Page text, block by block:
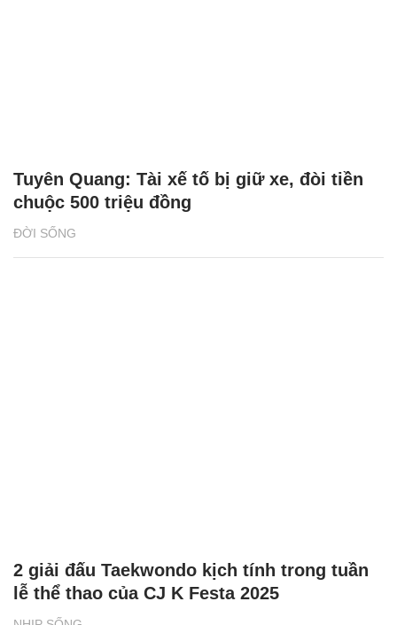
ĐỜI SỐNG
Tuyên Quang: Tài xế tố bị giữ xe, đòi tiền
chuộc 500 triệu đồng
2 giải đấu Taekwondo kịch tính trong tuần
lễ thể thao của CJ K Festa 2025